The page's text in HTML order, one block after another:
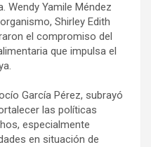
Wendy Yamile Méndez
Shirley Edith
el compromiso del
que impulsa el
García Pérez, subrayó
las políticas
especialmente
en situación de